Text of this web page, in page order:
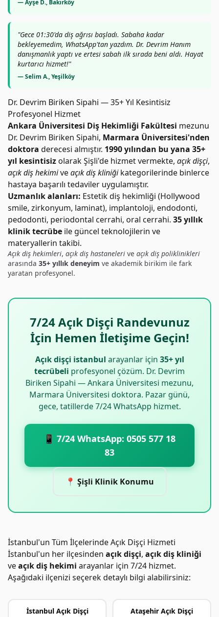
— Ayşe D., Bakırköy
"Gece 01:30'da diş ağrısı başladı. Sabaha kadar
bekleyemedim, WhatsApp'tan yazdım. Dr. Devrim Hanım
danışmanlık yaptı ve ertesi sabah ilk sırada beni aldı. Hayat
kurtarıcı hizmet!"
— Selim A., Yeşilköy
Dr. Devrim Biriken Sipahi — 35+ Yıl Kesintisiz
Profesyonel Hizmet
Ankara Üniversitesi Diş Hekimliği Fakültesi mezunu
Dr. Devrim Biriken Sipahi, Marmara Üniversitesi'nden
doktora derecesi almıştır. 1990 yılından bu yana 35+
yıl kesintisizolarak Şişli'de hizmet vermekte, açık dişçi,
açık diş hekimiveaçık diş kliniğikategorilerinde binlerce
hastaya başarılı tedaviler uygulamıştır.
Uzmanlık alanları: Estetik diş hekimliği (Hollywood
smile, zirkonyum, laminat), implantoloji, endodonti,
pedodonti, periodontal cerrahi, oral cerrahi. 35 yıllık
klinik tecrübe ile güncel teknolojilerin ve
materyallerin takibi.
Açık diş hekimleri, açık diş hastaneleri ve açık diş poliklinikleri
arasında 35+ yıllık deneyim ve akademik birikim ile fark
yaratan profesyonel.
7/24 Açık Dişçi Randevunuz
İçin Hemen İletişime Geçin!
Açık dişçi istanbul arayanlar için 35+ yıl
tecrübeli profesyonel çözüm. Dr. Devrim
Biriken Sipahi — Ankara Üniversitesi mezunu,
Marmara Üniversitesi doktora. Pazar günü,
gece, tatillerde 7/24 WhatsApp hizmet.
📱 7/24 WhatsApp: 0505 577 18
83
📍 Şişli Klinik Konumu
İstanbul'un Tüm İlçelerinde Açık Dişçi Hizmeti
İstanbul'un her ilçesinden açık dişçi, açık diş kliniği
veaçık diş hekimi arayanlar için 7/24 hizmet.
Aşağıdaki ilçenizi seçerek detaylı bilgi alabilirsiniz:
İstanbul Açık Dişçi Ataşehir Açık Dişçi